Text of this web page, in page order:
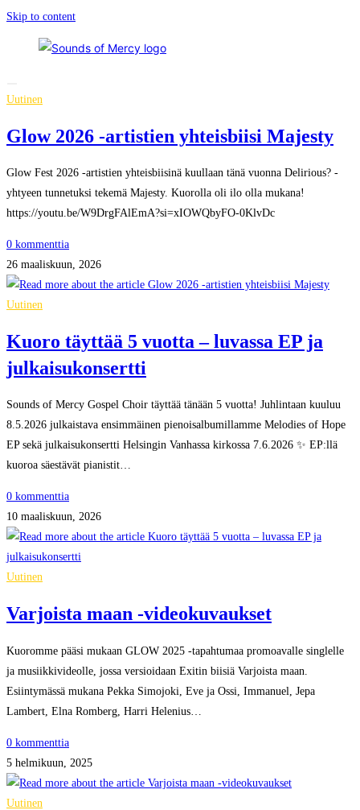
Skip to content
Uutinen
Glow 2026 -artistien yhteisbiisi Majesty
Glow Fest 2026 -artistien yhteisbiisinä kuullaan tänä vuonna Delirious? -
yhtyeen tunnetuksi tekemä Majesty. Kuorolla oli ilo olla mukana!
https://youtu.be/W9DrgFAlEmA?si=xIOWQbyFO-0KlvDc
0 kommenttia
26 maaliskuun, 2026
Uutinen
Kuoro täyttää 5 vuotta – luvassa EP ja
julkaisukonsertti
Sounds of Mercy Gospel Choir täyttää tänään 5 vuotta! Juhlintaan kuuluu
8.5.2026 julkaistava ensimmäinen pienoisalbumillamme Melodies of Hope
EP sekä julkaisukonsertti Helsingin Vanhassa kirkossa 7.6.2026 ✨ EP:llä
kuoroa säestävät pianistit…
0 kommenttia
10 maaliskuun, 2026
Uutinen
Varjoista maan -videokuvaukset
Kuoromme pääsi mukaan GLOW 2025 -tapahtumaa promoavalle singlelle
ja musiikkivideolle, jossa versioidaan Exitin biisiä Varjoista maan.
Esiintymässä mukana Pekka Simojoki, Eve ja Ossi, Immanuel, Jepa
Lambert, Elna Romberg, Harri Helenius…
0 kommenttia
5 helmikuun, 2025
Uutinen